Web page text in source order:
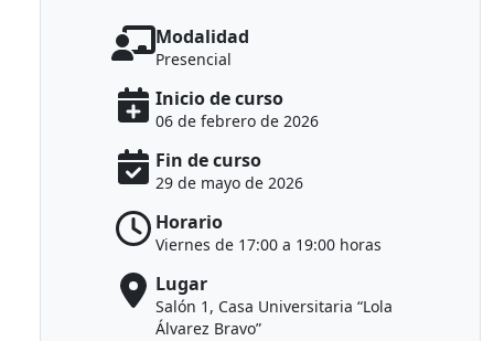
Modalidad
Presencial
Inicio de curso
06 de febrero de 2026
Fin de curso
29 de mayo de 2026
Horario
Viernes de 17:00 a 19:00 horas
Lugar
Salón 1, Casa Universitaria “Lola
Álvarez Bravo”